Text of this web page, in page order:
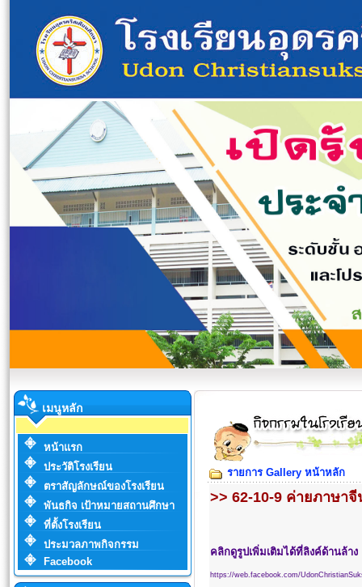
เมนูหลัก
หน้าแรก
ประวัติโรงเรียน
ตราสัญลักษณ์ของโรงเรียน
พันธกิจ เป้าหมายสถานศึกษา
ที่ตั้งโรงเรียน
ประมวลภาพกิจกรรม
Facebook
รายการ Gallery หน้าหลัก
>> 62-10-9 ค่ายภาษาจี
คลิกดูรูปเพิ่มเติมได้ที่ลิงค์ด้านล้าง
https://web.facebook.com/